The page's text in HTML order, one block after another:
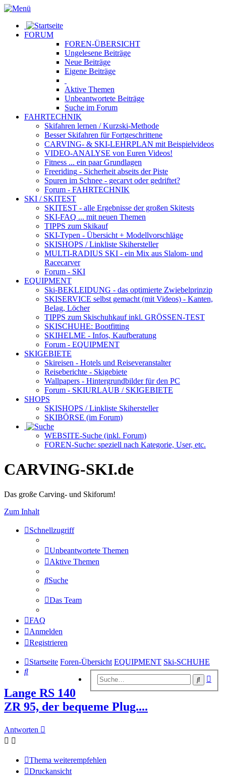
FORUM
FOREN-ÜBERSICHT
Ungelesene Beiträge
Neue Beiträge
Eigene Beiträge
Aktive Themen
Unbeantwortete Beiträge
Suche im Forum
FAHRTECHNIK
Skifahren lernen / Kurzski-Methode
Besser Skifahren für Fortgeschrittene
CARVING- & SKI-LEHRPLAN mit Beispielvideos
VIDEO-ANALYSE von Euren Videos!
Fitness ... ein paar Grundlagen
Freeriding - Sicherheit abseits der Piste
Spuren im Schnee - gecarvt oder gedriftet?
Forum - FAHRTECHNIK
SKI / SKITEST
SKITEST - alle Ergebnisse der großen Skitests
SKI-FAQ ... mit neuen Themen
TIPPS zum Skikauf
SKI-Typen - Übersicht + Modellvorschläge
SKISHOPS / Linkliste Skihersteller
MULTI-RADIUS SKI - ein Mix aus Slalom- und
Racecarver
Forum - SKI
EQUIPMENT
Ski-BEKLEIDUNG - das optimierte Zwiebelprinzip
SKISERVICE selbst gemacht (mit Videos) - Kanten,
Belag, Löcher
TIPPS zum Skischuhkaufinkl. GRÖSSEN-TEST
SKISCHUHE: Bootfitting
SKIHELME - Infos, Kaufberatung
Forum - EQUIPMENT
SKIGEBIETE
Skireisen - Hotels und Reiseveranstalter
Reiseberichte - Skigebiete
Wallpapers - Hintergrundbilder für den PC
Forum - SKIURLAUB / SKIGEBIETE
SHOPS
SKISHOPS / Linkliste Skihersteller
SKIBÖRSE (im Forum)
WEBSITE-Suche (inkl. Forum)
FOREN-Suche: speziell nach Kategorie, User, etc.
CARVING-SKI.de
Das große Carving- und Skiforum!
Zum Inhalt
Schnellzugriff
Unbeantwortete Themen
Aktive Themen
Suche
Das Team
FAQ
Anmelden
Registrieren
Startseite Foren-Übersicht EQUIPMENT Ski-SCHUHE
Suche
Suche
Lange RS 140
ZR 95, der bequeme Plug....
Antworten
Thema weiterempfehlen
Druckansicht